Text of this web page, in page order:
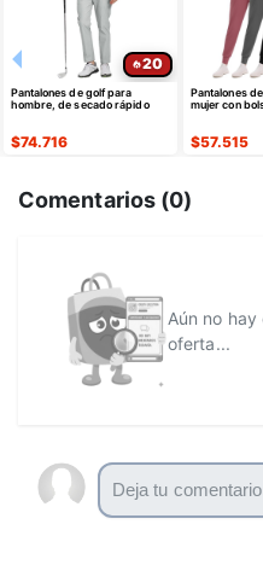
20
Pantalones de golf para
hombre, de secado rápido
$74.716
Pantalones
mujer con
$57.515
Comentarios (0)
Aún no
oferta...